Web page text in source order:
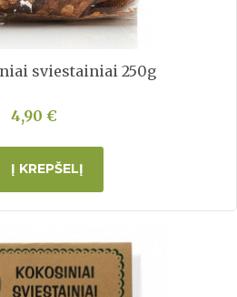
sviestainiai 250g
4,90 €
Į KREPŠELĮ